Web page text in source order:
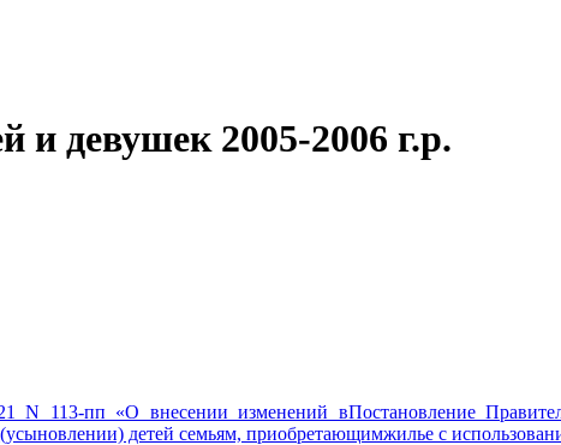
и девушек 2005-2006 г.р.
N 113-пп «О внесении изменений вПостановление
детей семьям, приобретающимжилье с